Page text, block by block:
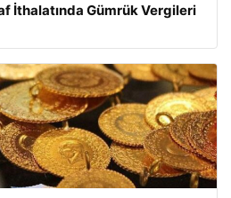
İthalatında Gümrük Vergileri